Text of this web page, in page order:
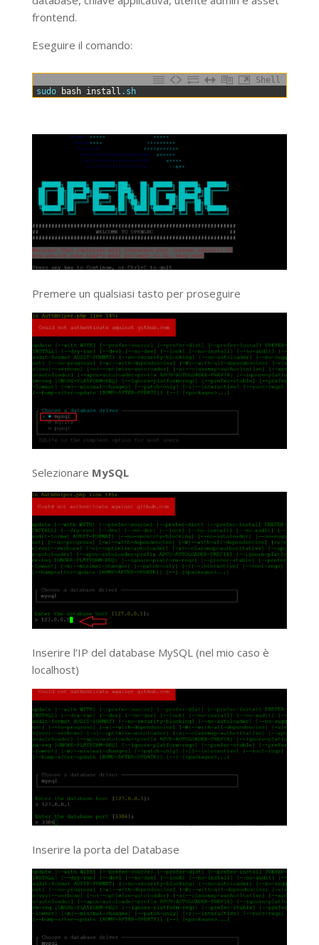
frontend.
Eseguire il comando:
Shell
sudo bash install .sh
Premere un qualsiasi tasto per proseguire
Selezionare MySQL
Inserire l’IP del database MySQL (nel mio caso è
localhost)
Inserire la porta del Database